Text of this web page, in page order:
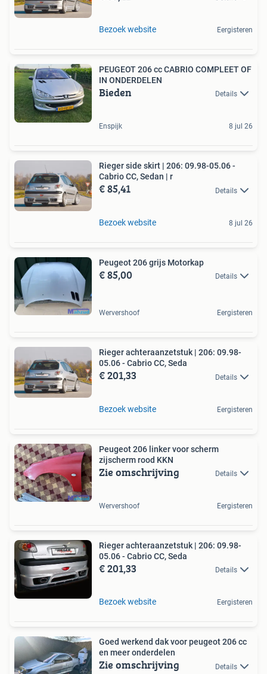
Bezoek website Eergisteren
PEUGEOT 206 cc CABRIO COMPLEET OF
IN ONDERDELEN
Bieden Details
Enspijk 8 jul 26
Rieger side skirt | 206: 09.98-05.06 -
Cabrio CC, Sedan | r
€ 85,41 Details
Bezoek website 8 jul 26
Peugeot 206 grijs Motorkap
€ 85,00 Details
Wervershoof Eergisteren
Rieger achteraanzetstuk | 206: 09.98-
05.06 - Cabrio CC, Seda
€ 201,33 Details
Bezoek website Eergisteren
Peugeot 206 linker voor scherm
zijscherm rood KKN
Zie omschrijving Details
Wervershoof Eergisteren
Rieger achteraanzetstuk | 206: 09.98-
05.06 - Cabrio CC, Seda
€ 201,33 Details
Bezoek website Eergisteren
Goed werkend dak voor peugeot 206 cc
en meer onderdelen
Zie omschrijving Details